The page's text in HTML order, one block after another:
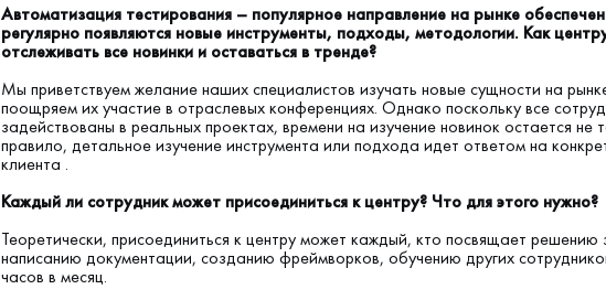
Автоматизация тестирования – популярное направление на рынке
регулярно появляются новые инструменты, подходы, методологии. Как
отслеживать все новинки и оставаться в тренде?
Мы приветствуем желание наших специалистов изучать новые сущности на
поощряем их участие в отраслевых конференциях. Однако поскольку все
задействованы в реальных проектах, времени на изучение новинок остается не
правило, детальное изучение инструмента или подхода идет ответом на
клиента .
Каждый ли сотрудник может присоединиться к центру? Что для этого нужно?
Теоретически, присоединиться к центру может каждый, кто посвящает решению
написанию документации, созданию фреймворков, обучению других
часов в месяц.